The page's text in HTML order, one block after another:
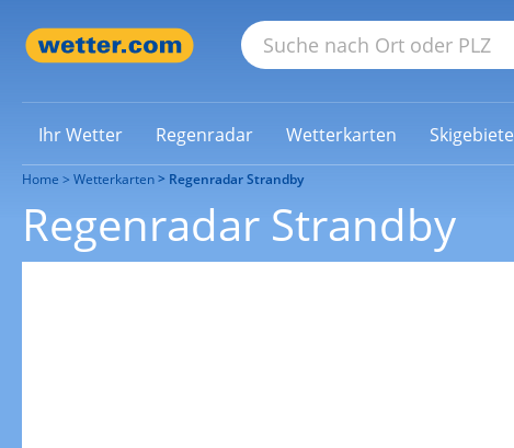
Ihr Wetter Regenradar Wetterkarten Skigebiete
Home Wetterkarten Regenradar Strandby
Regenradar Strandby